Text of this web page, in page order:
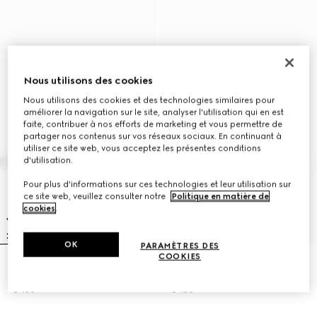
€ 450
€ 450
Nous utilisons des cookies
Nous utilisons des cookies et des technologies similaires pour
améliorer la navigation sur le site, analyser l'utilisation qui en est
faite, contribuer à nos efforts de marketing et vous permettre de
partager nos contenus sur vos réseaux sociaux. En continuant à
utiliser ce site web, vous acceptez les présentes conditions
d'utilisation.
Pour plus d'informations sur ces technologies et leur utilisation sur
ce site web, veuillez consulter notre
Politique en matière de
cookies.
PARAMÈTRES DES
COOKIES
OK